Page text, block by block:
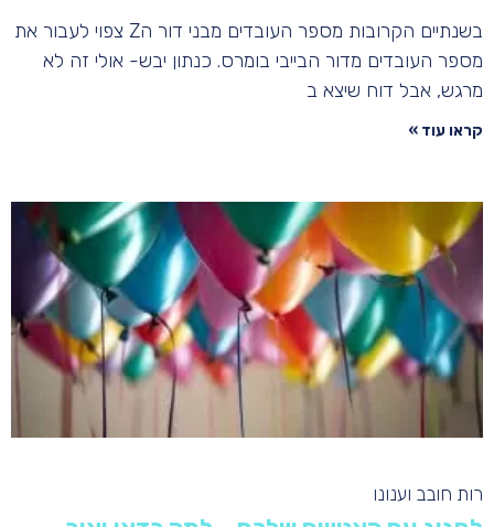
בשנתיים הקרובות מספר העובדים מבני דור הZ צפוי לעבור את
מספר העובדים מדור הבייבי בומרס. כנתון יבש- אולי זה לא
מרגש, אבל דוח שיצא ב
קראו עוד »
רות חובב וענונו